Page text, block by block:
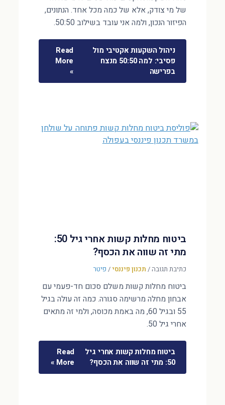
של מי צודק, אלא של כמה מכל אחד. הנתונים,
הפיזור הנכון, ולמה אני עובד בשילוב 50:50.
ניהול השקעות אקטיבי מול
פסיבי: למה 50:50 מנצח
בפרישה
Read
More
»
ביטוח מחלות קשות אחרי גיל 50:
מתי זה שווה את הכסף?
כתיבת תגובה/ תכנון פיננסי/ פיטר
ביטוח מחלות קשות משלם סכום חד-פעמי עם
אבחון מחלה מרשימה סגורה. כמה זה עולה בגיל
55 ובגיל 60, מה באמת מכוסה, ולמי זה מתאים
אחרי גיל 50.
ביטוח מחלות קשות אחרי גיל
50: מתי זה שווה את הכסף?
Read
More »